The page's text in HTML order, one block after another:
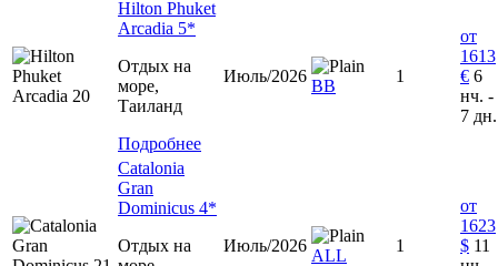
Hilton Phuket
Arcadia 5*
Отдых на
море,
Таиланд
Подробнее
Июль/2026
ВВ
1
от
1613
€ 6
нч. -
7 дн.
Catalonia
Gran
Dominicus 4*
Отдых на
Июль/2026
ALL
1
от
1623
$ 11